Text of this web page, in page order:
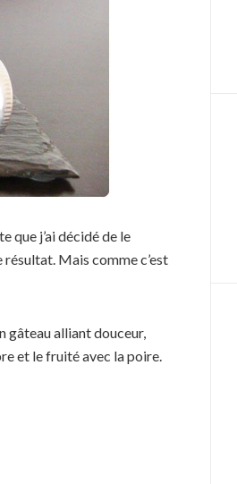
que j’ai décidé de le
résultat. Mais comme c’est
gâteau alliant douceur,
et le fruité avec la poire.